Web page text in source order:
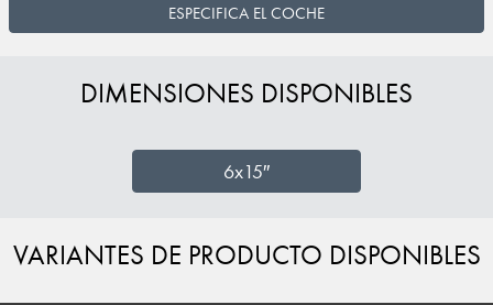
ESPECIFICA EL COCHE
DIMENSIONES DISPONIBLES
6x15″
VARIANTES DE PRODUCTO DISPONIBLES